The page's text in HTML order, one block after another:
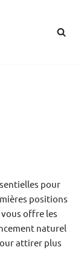
pour
positions
offre les
naturel
attirer plus